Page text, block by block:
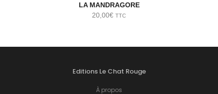
LA MANDRAGORE
20,00€ TTC
Editions Le Chat Rouge
À propos